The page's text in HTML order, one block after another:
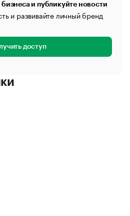
и публикуйте новости
и развивайте личный бренд
доступ